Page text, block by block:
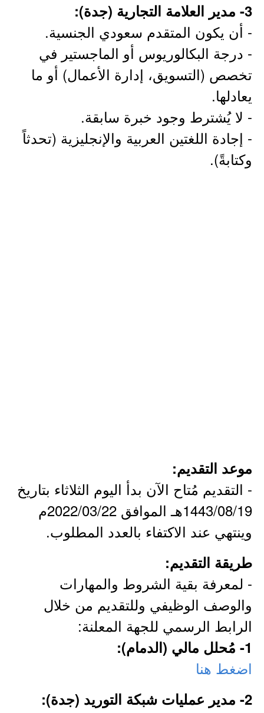
3- مدير العلامة التجارية (جدة):
- أن يكون المتقدم سعودي الجنسية.
- درجة البكالوريوس أو الماجستير في
تخصص (التسويق، إدارة الأعمال) أو ما
يعادلها.
- لا يُشترط وجود خبرة سابقة.
- إجادة اللغتين العربية والإنجليزية (تحدثاً
وكتابةً).
موعد التقديم:
- التقديم مُتاح الآن بدأ اليوم الثلاثاء بتاريخ
1443/08/19هـ الموافق 2022/03/22م
وينتهي عند الاكتفاء بالعدد المطلوب.
طريقة التقديم:
- لمعرفة بقية الشروط والمهارات
والوصف الوظيفي وللتقديم من خلال
الرابط الرسمي للجهة المعلنة:
1- مُحلل مالي (الدمام):
اضغط هنا
2- مدير عمليات شبكة التوريد (جدة):